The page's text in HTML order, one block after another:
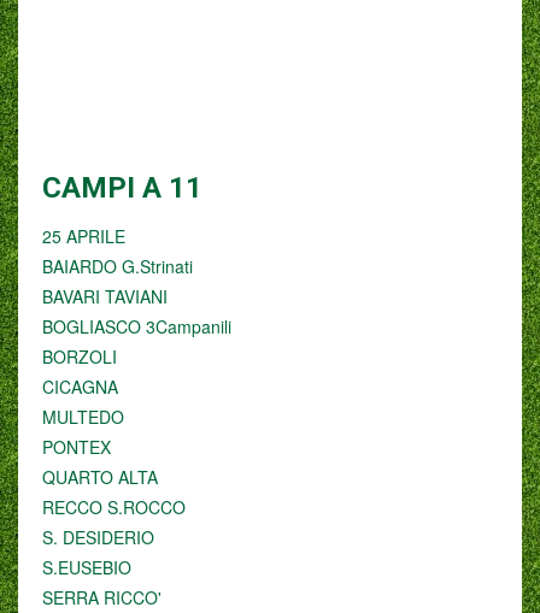
CAMPI A 11
25 APRILE
BAIARDO G.Strinati
BAVARI TAVIANI
BOGLIASCO 3Campanili
BORZOLI
CICAGNA
MULTEDO
PONTEX
QUARTO ALTA
RECCO S.ROCCO
S. DESIDERIO
S.EUSEBIO
SERRA RICCO'